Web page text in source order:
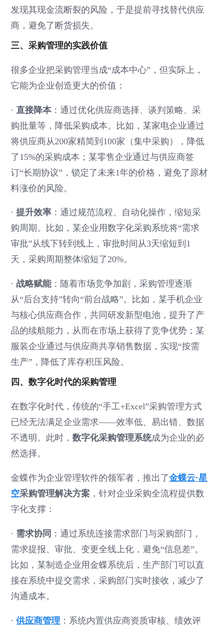
发现其现金流断裂的风险，于是提前寻找替代供应
商，避免了断货损失。
三、采购管理的实践价值
很多企业把采购管理当成“成本中心”，但实际上，
它能为企业创造更大的价值：
· 直接降本：通过优化供应商选择、谈判策略、采
购批量等，降低采购成本。比如，某家电企业通过
将供应商从200家精简到100家（集中采购），降低
了15%的采购成本；某零售企业通过与供应商签
订“长期协议”，锁定了未来1年的价格，避免了原材
料涨价的风险。
·提升效率 ：通过规范流程、自动化操作，缩短采
购周期。比如，某企业用数字化采购系统将“需求
审批”从线下转到线上，审批时间从3天缩短到1
天，采购周期整体缩短了20%。
·战略赋能：随着市场竞争加剧，采购管理逐渐
从“后台支持”转向“前台战略”。比如，某手机企业
与核心供应商合作，共同研发新型电池，提升了产
品的续航能力，从而在市场上获得了竞争优势；某
服装企业通过与供应商共享销售数据，实现“按需
生产”，降低了库存积压风险。
四、数字化时代的采购管理
在数字化时代，传统的“手工+Excel”采购管理方式
已经无法满足企业需求——效率低、易出错、数据
不透明。此时，数字化采购管理系统成为企业的必
然选择。
金蝶作为企业管理软件的领军者，推出了金蝶云·星
空采购管理解决方案 ，针对企业采购全流程提供数
字化支撑：
· 需求协同 ：通过系统连接需求部门与采购部门，
需求提报、审批、变更全线上化，避免“信息差”。
比如，某制造企业用金蝶系统后，生产部门可以直
接在系统中提交需求，采购部门实时接收，减少了
沟通成本。
·供应商管理 ：系统内置供应商资质审核、绩效评